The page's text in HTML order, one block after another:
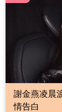
謝金燕凌晨
情告白